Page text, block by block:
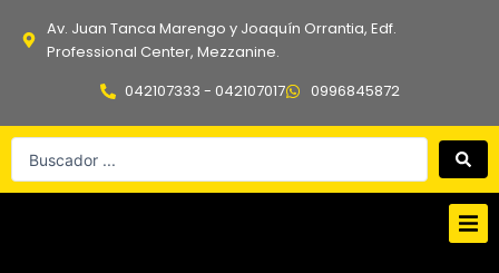
Av. Juan Tanca Marengo y Joaquín Orrantia, Edf.
Professional Center, Mezzanine.
042107333 - 042107017
0996845872
Search